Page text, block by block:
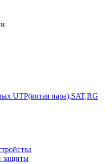
UTP(витая пара),SAT,RG
защиты